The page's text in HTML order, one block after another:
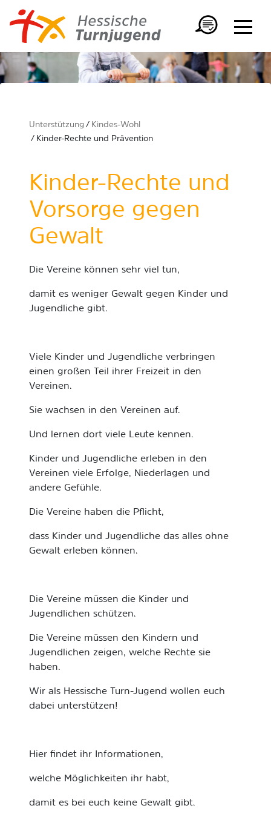
Unterstützung
Kindes-Wohl
Kinder-Rechte und Prävention
Kinder-Rechte und
Vorsorge gegen
Gewalt
Die Vereine können sehr viel tun,
damit es weniger Gewalt gegen Kinder und
Jugendliche gibt.
Viele Kinder und Jugendliche verbringen
einen großen Teil ihrer Freizeit in den
Vereinen.
Sie wachsen in den Vereinen auf.
Und lernen dort viele Leute kennen.
Kinder und Jugendliche erleben in den
Vereinen viele Erfolge, Niederlagen und
andere Gefühle.
Die Vereine haben die Pflicht,
dass Kinder und Jugendliche das alles ohne
Gewalt erleben können.
Die Vereine müssen die Kinder und
Jugendlichen schützen.
Die Vereine müssen den Kindern und
Jugendlichen zeigen, welche Rechte sie
haben.
Wir als Hessische Turn-Jugend wollen euch
dabei unterstützen!
Hier findet ihr Informationen,
welche Möglichkeiten ihr habt,
damit es bei euch keine Gewalt gibt.